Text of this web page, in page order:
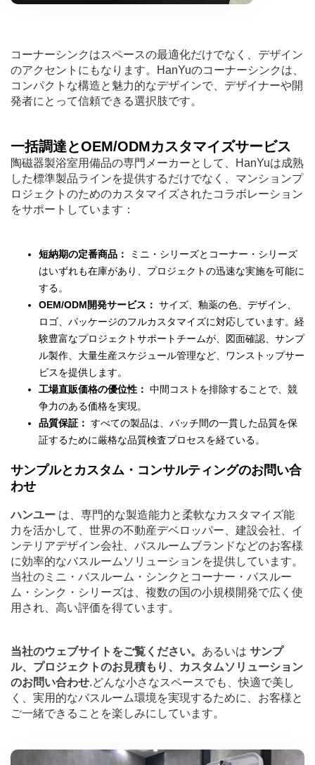
コーナーシンクはスペースの最適化だけでなく、デザイン
のアクセントにもなります。HanYuのコーナーシンクは、
コンパクトな構造と魅力的なデザインで、デザイナーや開
発者にとって信頼できる選択肢です。
一括調達とOEM/ODMカスタマイズサービス
陶磁器製浴室用備品の専門メーカーとして、HanYuは成熟
した標準製品ラインを提供するだけでなく、マンションプ
ロジェクトのためのカスタマイズされたコラボレーション
をサポートしています：
短納期の定番商品：
ミニ・シリーズとコーナー・シリーズ
はいずれも在庫があり、プロジェクトの迅速な実施を可能に
する。
OEM/ODM開発サービス： サイズ、釉薬の色、デザイン、
ロゴ、パッケージのフルカスタマイズに対応しています。経
験豊富なプロジェクトサポートチームが、図面確認、サンプ
ル製作、大量生産スケジュール管理など、ワンストップサー
ビスを提供します。
工場直販価格の優位性： 中間コストを排除することで、競
争力のある価格を実現。
品質保証： すべての製品は、バッチ間の一貫した品質を保
証するために厳格な品質検査プロセスを経ている。
サンプルとカスタム・コンサルティングのお問い合
わせ
ハンユー は、専門的な製造能力と柔軟なカスタマイズ能
力を活かして、世界の不動産デベロッパー、建設会社、イ
ンテリアデザイン会社、バスルームブランドなどのお客様
に効率的なバスルームソリューションを提供しています。
当社のミニ・バスルーム・シンクとコーナー・バスルー
ム・シンク・シリーズは、複数の国の小規模開発で広く使
用され、高い評価を得ています。
当社のウェブサイトをご覧ください。 あるいは サンプ
ル、プロジェクトのお見積もり、カスタムソリューション
のお問い合わせ.どんな小さなスペースでも、快適で美し
く、実用的なバスルーム環境を実現するために、お客様と
ご一緒できることを楽しみにしています。